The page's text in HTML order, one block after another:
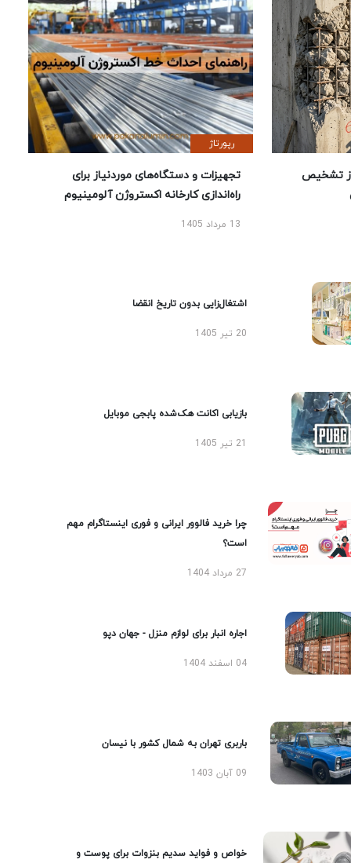
تشخیص
رپورتاژ
تجهیزات و دستگاه‌های موردنیاز برای
راه‌اندازی کارخانه اکستروژن آلومینیوم
13 مرداد 1405
اشتغال‌زایی بدون تاریخ انقضا
20 تیر 1405
بازیابی اکانت هک‌شده پابجی موبایل
چرا خرید فالوور ایرانی و فوری اینستاگرام مهم
است؟
27 مرداد 1404
اجاره انبار برای لوازم منزل - جهان دپو
04 اسفند 1404
باربری تهران به شمال کشور با نیسان
09 آبان 1403
خواص و فواید سدیم بنزوات برای پوست و